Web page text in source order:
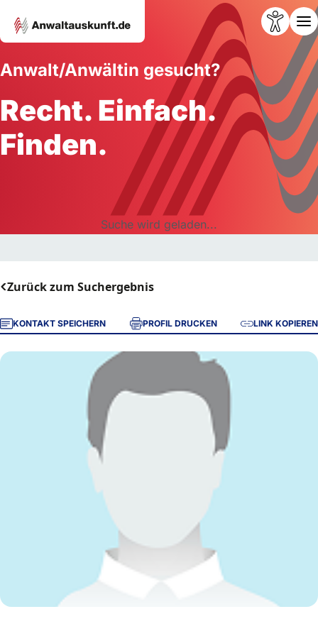
Anwalt/Anwältin gesucht?
Recht. Einfach.
Finden.
Suche wird geladen...
Zurück zum Suchergebnis
KONTAKT SPEICHERN PROFIL DRUCKEN LINK KOPIEREN